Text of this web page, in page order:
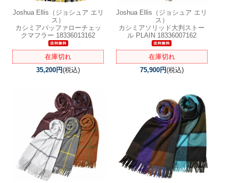
Joshua Ellis（ジョシュア エリ
ス）
カシミアバッファローチェッ
クマフラー 18336013162
在庫切れ
35,200円(税込)
Joshua Ellis（ジョシュア エリ
ス）
カシミアソリッド大判ストー
ル PLAIN 18336007162
在庫切れ
75,900円(税込)